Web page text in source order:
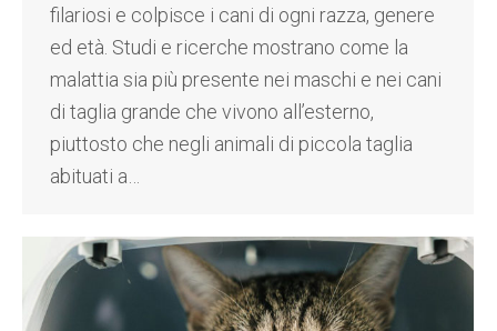
filariosi e colpisce i cani di ogni razza, genere
ed età. Studi e ricerche mostrano come la
malattia sia più presente nei maschi e nei cani
di taglia grande che vivono all’esterno,
piuttosto che negli animali di piccola taglia
abituati a…